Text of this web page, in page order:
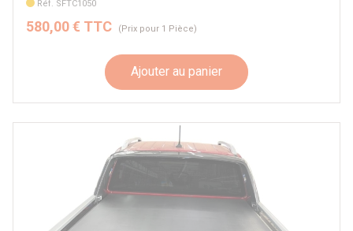
Réf. SFTC1050
580,00 € TTC (Prix pour 1 Pièce)
Ajouter au panier